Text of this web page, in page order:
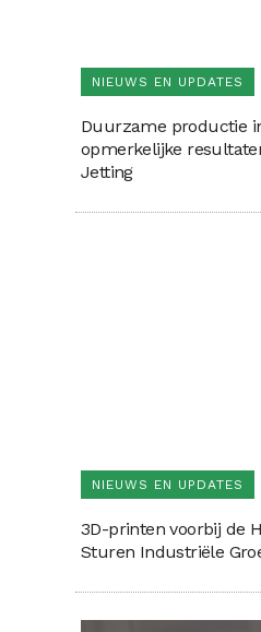
NIEUWS EN UPDATES
Duurzame productie
opmerkelijke
Jetting
NIEUWS EN UPDATES
3D-printen voorbij de
Sturen Industriële